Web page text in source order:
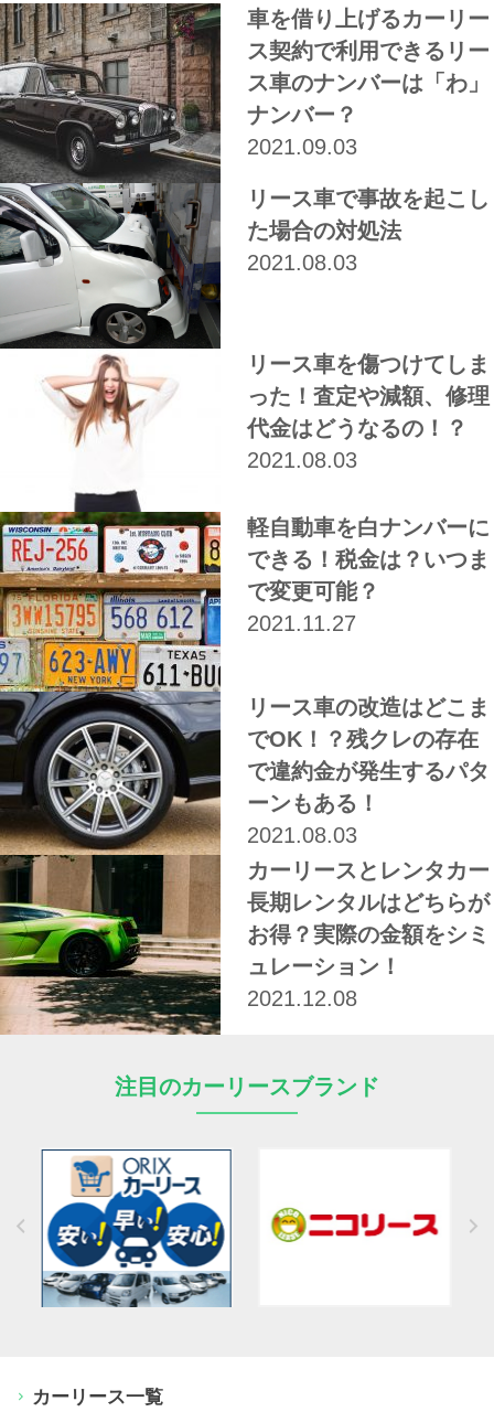
車を借り上げるカーリー
ス契約で利用できるリー
ス車のナンバーは「わ」
ナンバー？
2021.09.03
リース車で事故を起こし
た場合の対処法
2021.08.03
リース車を傷つけてしま
った！査定や減額、修理
代金はどうなるの！？
2021.08.03
軽自動車を白ナンバーに
できる！税金は？いつま
で変更可能？
2021.11.27
リース車の改造はどこま
でOK！？残クレの存在
で違約金が発生するパタ
ーンもある！
2021.08.03
カーリースとレンタカー
長期レンタルはどちらが
お得？実際の金額をシミ
ュレーション！
2021.12.08
注目のカーリースブランド
カーリース一覧